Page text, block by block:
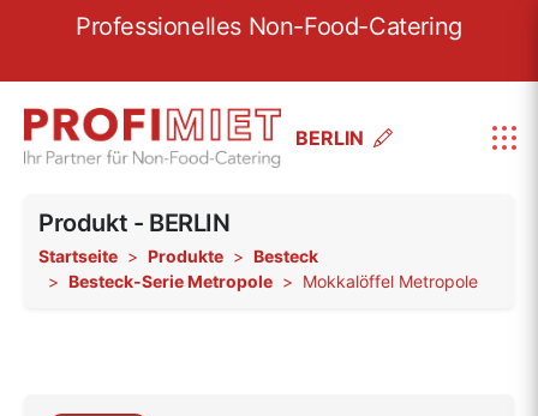
Professionelles Non-Food-Catering
BERLIN
Produkt - BERLIN
Startseite Produkte
Besteck
Besteck-Serie Metropole
Mokkalöffel Metropole